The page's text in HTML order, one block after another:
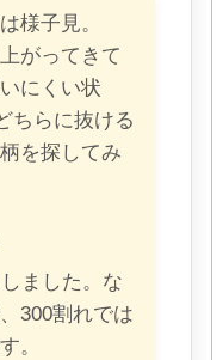
様子見。
がってきて
にくい状
ちらに抜ける
を探してみ
ました。な
300割れでは
。